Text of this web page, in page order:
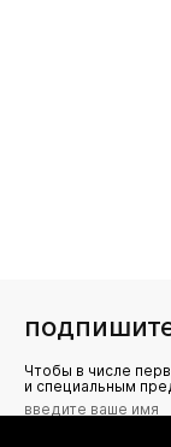
Чтобы в числе
и специальным